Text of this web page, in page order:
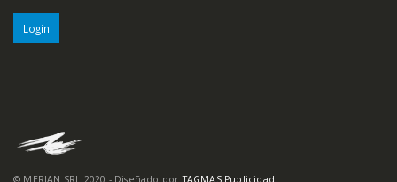
© MERIAN SRL 2020 - Diseñado porTAGMAS Publicidad